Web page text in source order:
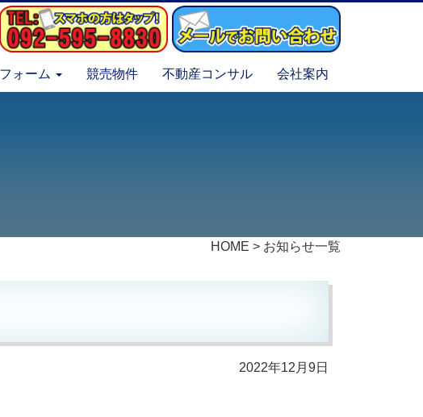
ォーム 競売物件 不動産コンサル 会社案内
HOME > お知らせ一覧
2022年12月9日